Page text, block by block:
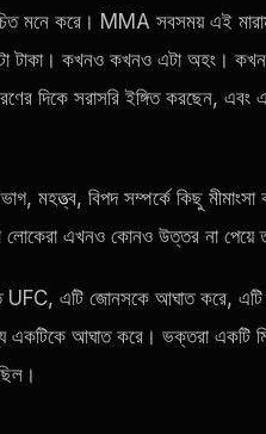
মনে করে। MMA সবসময় এই
কখনও কখনও এটা অহং। কখনও
দিকে সরাসরি ইঙ্গিত করছেন, এবং
মহত্ত্ব, বিপদ সম্পর্কে কিছু
লোকেরা এখনও কোনও উত্তর না
UFC, এটি জোনসকে আঘাত করে, এটি
একটিকে আঘাত করে। ভক্তরা একটি